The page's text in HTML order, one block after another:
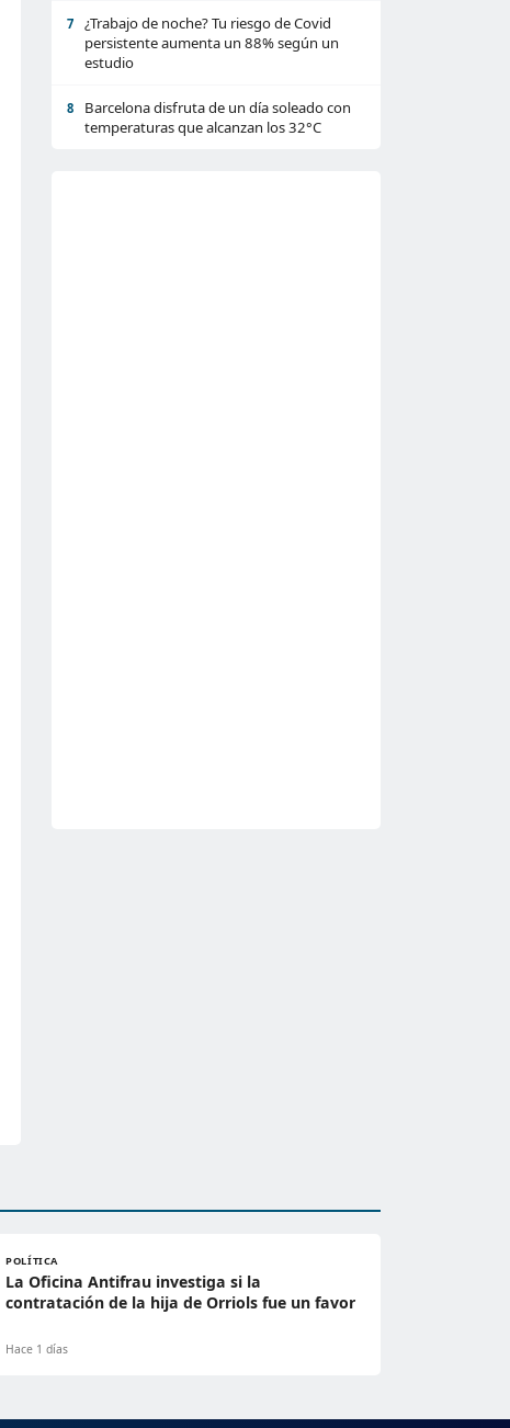
7
¿Trabajo de noche? Tu riesgo de Covid
persistente aumenta un 88% según un
estudio
8
Barcelona disfruta de un día soleado con
temperaturas que alcanzan los 32°C
POLÍTICA
La Oficina Antifrau investiga si la
contratación de la hija de Orriols fue un favor
Hace 1 días